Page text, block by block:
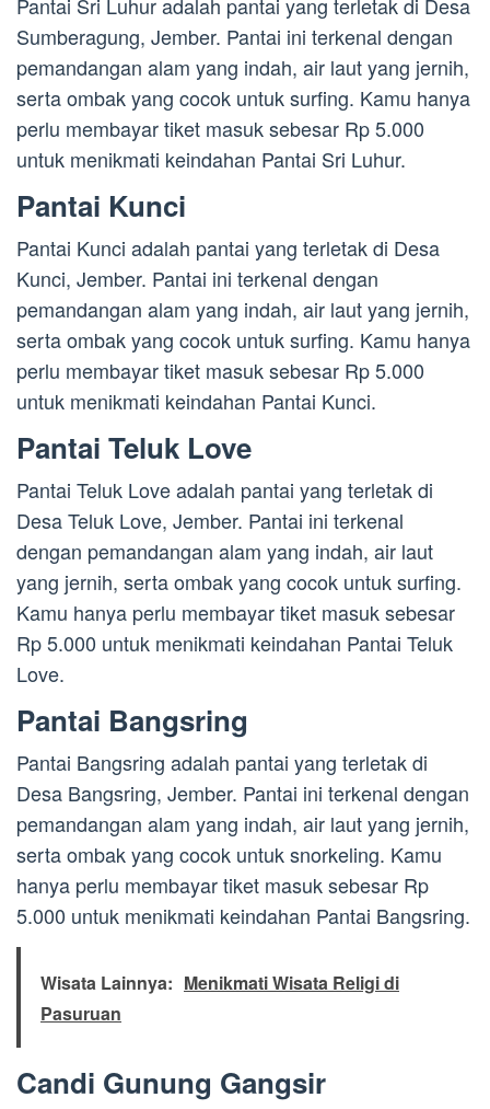
Pantai Sri Luhur adalah pantai yang terletak di Desa
Sumberagung, Jember. Pantai ini terkenal dengan
pemandangan alam yang indah, air laut yang jernih,
serta ombak yang cocok untuk surfing. Kamu hanya
perlu membayar tiket masuk sebesar Rp 5.000
untuk menikmati keindahan Pantai Sri Luhur.
Pantai Kunci
Pantai Kunci adalah pantai yang terletak di Desa
Kunci, Jember. Pantai ini terkenal dengan
pemandangan alam yang indah, air laut yang jernih,
serta ombak yang cocok untuk surfing. Kamu hanya
perlu membayar tiket masuk sebesar Rp 5.000
untuk menikmati keindahan Pantai Kunci.
Pantai Teluk Love
Pantai Teluk Love adalah pantai yang terletak di
Desa Teluk Love, Jember. Pantai ini terkenal
dengan pemandangan alam yang indah, air laut
yang jernih, serta ombak yang cocok untuk surfing.
Kamu hanya perlu membayar tiket masuk sebesar
Rp 5.000 untuk menikmati keindahan Pantai Teluk
Love.
Pantai Bangsring
Pantai Bangsring adalah pantai yang terletak di
Desa Bangsring, Jember. Pantai ini terkenal dengan
pemandangan alam yang indah, air laut yang jernih,
serta ombak yang cocok untuk snorkeling. Kamu
hanya perlu membayar tiket masuk sebesar Rp
5.000 untuk menikmati keindahan Pantai Bangsring.
Wisata Lainnya: Menikmati Wisata Religi di
Pasuruan
Candi Gunung Gangsir